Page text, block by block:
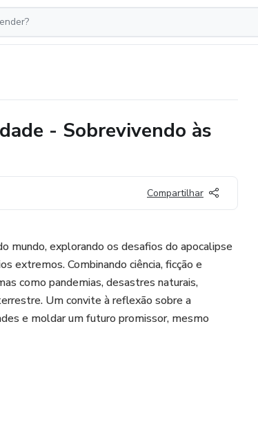
- Sobrevivendo às
Compartilhar
mundo, explorando os desafios do apocalipse
extremos. Combinando ciência, ficção e
como pandemias, desastres naturais,
Um convite à reflexão sobre a
e moldar um futuro promissor, mesmo